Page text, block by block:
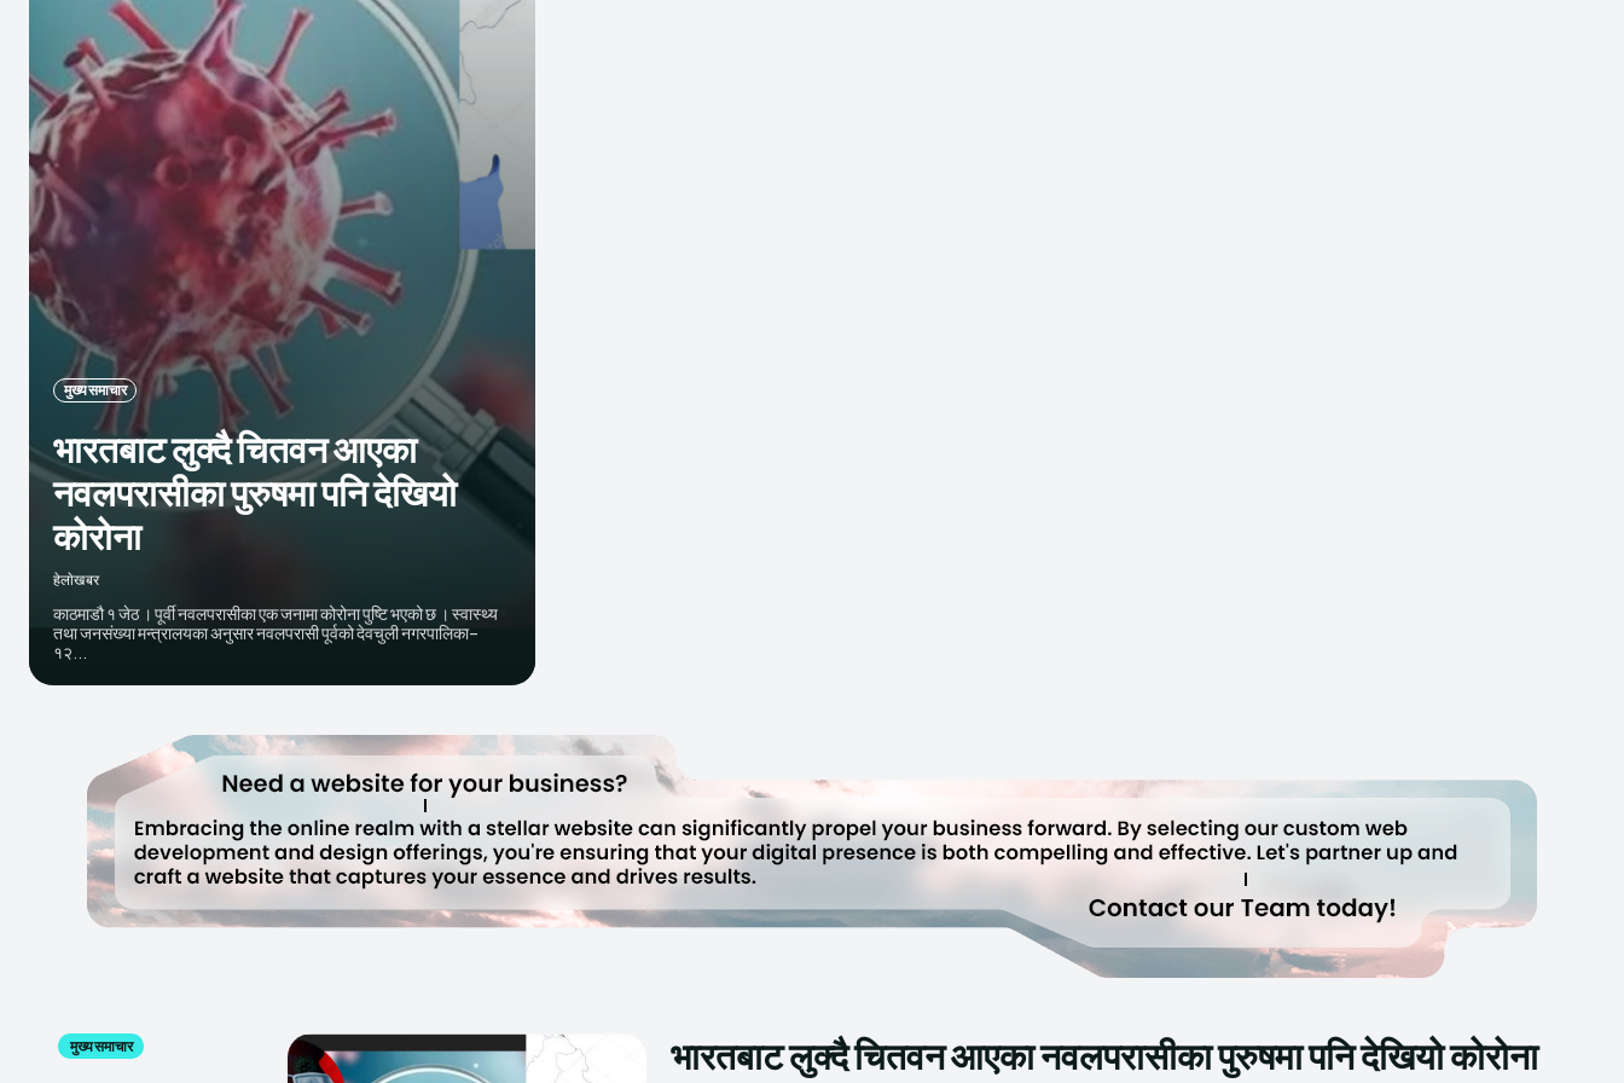
मुख्य समाचार
भारतबाट लुक्दै चितवन आएका
नवलपरासीका पुरुषमा पनि देखियो
कोरोना
हेलाेखबर
काठमाडौ १ जेठ । पूर्वी नवलपरासीका एक जनामा कोरोना पुष्टि भएको छ । स्वास्थ्य
तथा जनसंख्या मन्त्रालयका अनुसार नवलपरासी पूर्वको देवचुली नगरपालिका–
१२...
मुख्य समाचार भारतबाट लुक्दै चितवन आएका नवलपरासीका पुरुषमा पनि देखियो कोरोना